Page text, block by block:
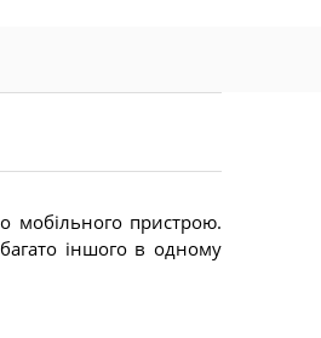
мобільного пристрою.
іншого в одному